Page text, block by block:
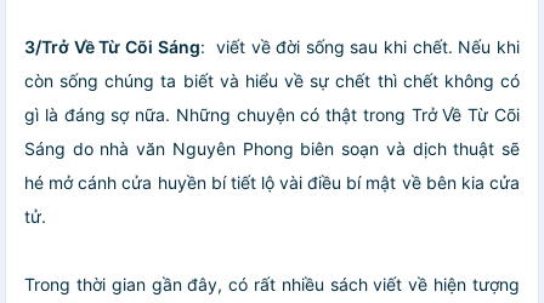
3/Trở Về Từ Cõi Sáng: viết về đời sống sau khi chết. Nếu khi
còn sống chúng ta biết và hiểu về sự chết thì chết không có
gì là đáng sợ nữa. Những chuyện có thật trong Trở Về Từ Cõi
Sáng do nhà văn Nguyên Phong biên soạn và dịch thuật sẽ
hé mở cánh cửa huyền bí tiết lộ vài điều bí mật về bên kia cửa
tử.
Trong thời gian gần đây, có rất nhiều sách viết về hiện tượng